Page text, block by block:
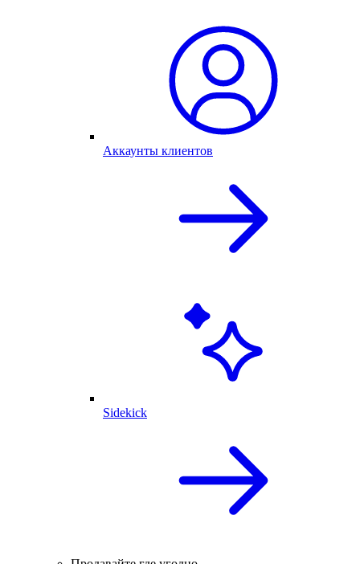
Аккаунты клиентов
Sidekick